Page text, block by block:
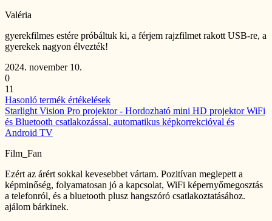
Valéria
gyerekfilmes estére próbáltuk ki, a férjem rajzfilmet rakott USB-re, a
gyerekek nagyon élvezték!
2024. november 10.
0
11
Hasonló termék értékelések
Starlight Vision Pro projektor - Hordozható mini HD projektor WiFi
és Bluetooth csatlakozással, automatikus képkorrekcióval és
Android TV
Film_Fan
Ezért az árért sokkal kevesebbet vártam. Pozitívan meglepett a
képminőség, folyamatosan jó a kapcsolat, WiFi képernyőmegosztás
a telefonról, és a bluetooth plusz hangszóró csatlakoztatásához.
ajálom bárkinek.